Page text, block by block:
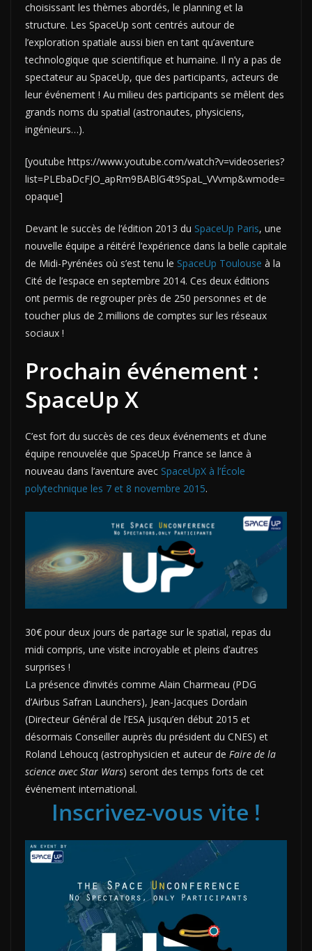
choisissant les thèmes abordés, le planning et la
structure. Les SpaceUp sont centrés autour de
l’exploration spatiale aussi bien en tant qu’aventure
technologique que scientifique et humaine. Il n’y a pas de
spectateur au SpaceUp, que des participants, acteurs de
leur événement ! Au milieu des participants se mêlent des
grands noms du spatial (astronautes, physiciens,
ingénieurs…).
[youtube https://www.youtube.com/watch?v=videoseries?
list=PLEbaDcFJO_apRm9BABlG4t9SpaL_VVvmp&wmode=
opaque]
Devant le succès de l’édition 2013 du SpaceUp Paris, une
nouvelle équipe a réitéré l’expérience dans la belle capitale
de Midi-Pyrénées où s’est tenu le SpaceUp Toulouse à la
Cité de l’espace en septembre 2014. Ces deux éditions
ont permis de regrouper près de 250 personnes et de
toucher plus de 2 millions de comptes sur les réseaux
sociaux !
Prochain événement :
SpaceUp X
C’est fort du succès de ces deux événements et d’une
équipe renouvelée que SpaceUp France se lance à
nouveau dans l’aventure avec SpaceUpX à l’École
polytechnique les 7 et 8 novembre 2015.
30€ pour deux jours de partage sur le spatial, repas du
midi compris, une visite incroyable et pleins d’autres
surprises !
La présence d’invités comme Alain Charmeau (PDG
d’Airbus Safran Launchers), Jean-Jacques Dordain
(Directeur Général de l’ESA jusqu’en début 2015 et
désormais Conseiller auprès du président du CNES) et
Roland Lehoucq (astrophysicien et auteur de Faire de la
science avec Star Wars) seront des temps forts de cet
événement international.
Inscrivez-vous vite !